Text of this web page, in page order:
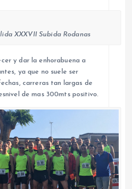
XXXVII Subida Rodanas
y dar la enhorabuena a
ya que no suele ser
carreras tan largas de
de mas 300mts positivo.